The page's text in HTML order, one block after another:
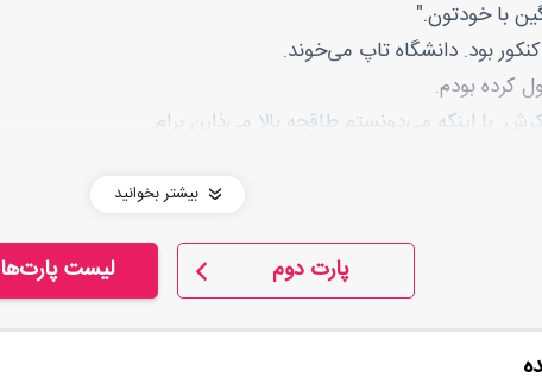
با خودتون."
بود. دانشگاه تاپ می‌خوند.
کرده بودم.
با اینکه می‌دونستم طاقچه بالا می‌ذارن برام.
دِه نشدم صدتا بچه بندازم رو کولم بزرگ کنم.
بیشتر بخوانید
لیست پارت‌ها پارت دوم